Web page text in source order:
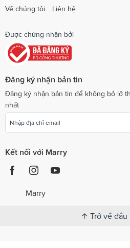
Về chúng tôi
Liên hệ
Được chứng nhận bởi
Đăng ký nhận bản tin
Đăng ký nhận bản tin để không bỏ lỡ
nhất
Kết nối với Marry
Marry
Trở về đầu